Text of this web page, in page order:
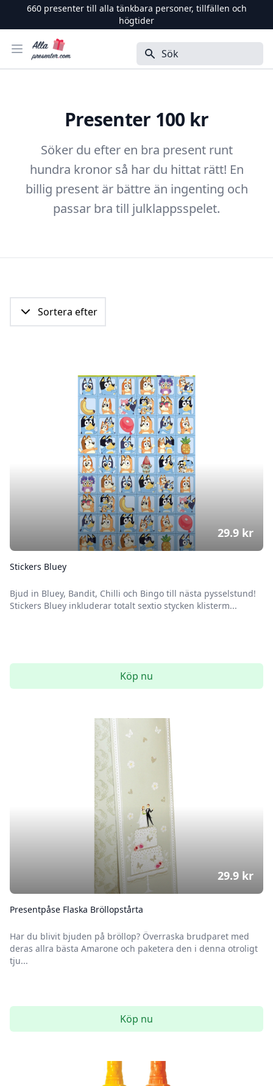
660presenter till alla tänkbara personer, tillfällen och
högtider
Öppna menyn
Alla Presenter Sök
Presenter 100 kr
Söker du efter en bra present runt
hundra kronor så har du hittat rätt! En
billig present är bättre än ingenting och
passar bra till julklappsspelet.
Sortera efter
Stickers Bluey
Bjud in Bluey, Bandit, Chilli och Bingo till nästa pysselstund!
Stickers Bluey inkluderar totalt sextio stycken klisterm...
29.9 kr
Köp nu
Presentpåse Flaska Bröllopstårta
Har du blivit bjuden på bröllop? Överraska brudparet med
deras allra bästa Amarone och paketera den i denna otroligt
tju...
29.9 kr
Köp nu